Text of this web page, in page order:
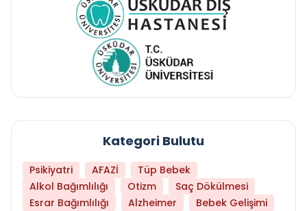
Kategori Bulutu
Psikiyatri AFAZİ
Tüp Bebek
Alkol Bağımlılığı
Otizm
Saç Dökülmesi
Esrar Bağımlılığı
Alzheimer
Bebek Gelişimi